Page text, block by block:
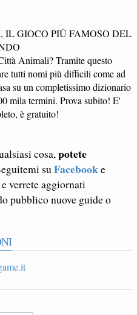
GIOCO PIÙ FAMOSO DEL
Animali? Tramite questo
tutti nomi più difficili come ad
su un completissimo dizionario
mila termini. Prova subito! E'
è gratuito!
cosa, potete
su Facebooke
e verrete aggiornati
pubblico nuove guide o